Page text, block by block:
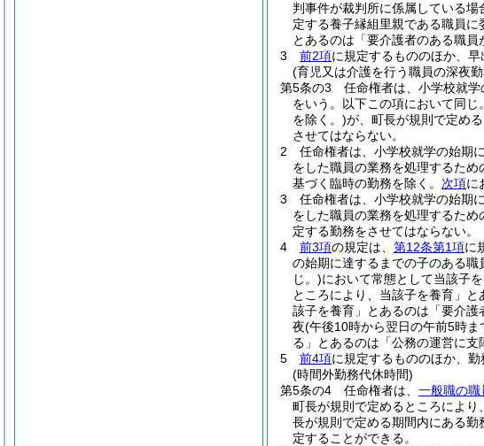
判事件が裁判所に係属している場
定する養子縁組里親である職員
とあるのは「要介護者のある職
3
前2項に規定するもののほか、
(育児又は介護を行う職員の深夜
第5条の3
任命権者は、小学校就
をいう。以下この項において同じ
を除く。)が、町長が規則で定め
させてはならない。
2
任命権者は、小学校就学の始期
をした職員の業務を処理するため
基づく臨時の勤務を除く。 次項に
3
任命権者は、小学校就学の始期
をした職員の業務を処理するた
定する勤務をさせてはならない。
4
前3項の規定は、 第12条第1項に
の始期に達するまでの子のある職
じ。)において常態として当該子
ところにより、当該子を養育」と
該子を養育」とあるのは「要介護
夜(午後10時から翌日の午前5時ま
る」とあるのは「公務の運営に支
5
前4項に規定するもののほか、
(時間外勤務代休時間)
第5条の4
任命権者は、 一般職の職
町長が規則で定めるところによ
長が規則で定める期間内にある勤
定することができる。